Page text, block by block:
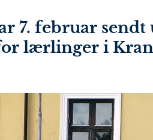
7. februar
lærlinger i